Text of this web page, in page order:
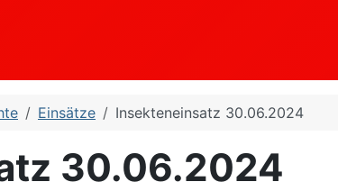
Einsätze Insekteneinsatz 30.06.2024
30.06.2024